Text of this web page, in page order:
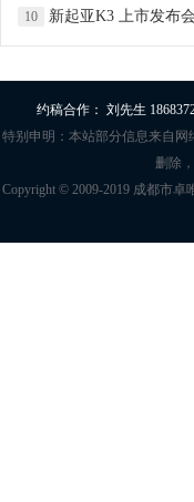
10 新起亚K3 上市发布会
约稿合作： 刘先生
特别申明：本站部分信息来自网
删除
Copyright © 2009-2019 成都市